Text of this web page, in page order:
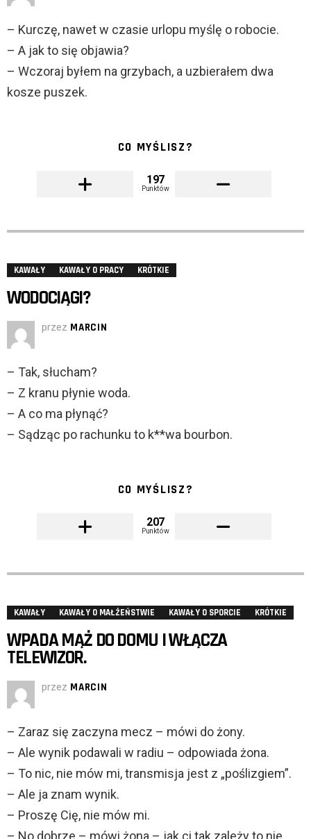
– Kurczę, nawet w czasie urlopu myślę o robocie.
– A jak to się objawia?
– Wczoraj byłem na grzybach, a uzbierałem dwa
kosze puszek.
CO MYŚLISZ?
197
Punktów
KAWAŁY KAWAŁY O PRACY KRÓTKIE
WODOCIĄGI?
przez MARCIN
– Tak, słucham?
– Z kranu płynie woda.
– A co ma płynąć?
– Sądząc po rachunku to k**wa bourbon.
CO MYŚLISZ?
207
Punktów
KAWAŁY KAWAŁY O MAŁŻEŃSTWIE KAWAŁY O SPORCIE KRÓTKIE
WPADA MĄŻ DO DOMU I WŁĄCZA
TELEWIZOR.
przez MARCIN
– Zaraz się zaczyna mecz – mówi do żony.
– Ale wynik podawali w radiu – odpowiada żona.
– To nic, nie mów mi, transmisja jest z „poślizgiem”.
– Ale ja znam wynik.
– Proszę Cię, nie mów mi.
– No dobrze – mówi żona – jak ci tak zależy to nie